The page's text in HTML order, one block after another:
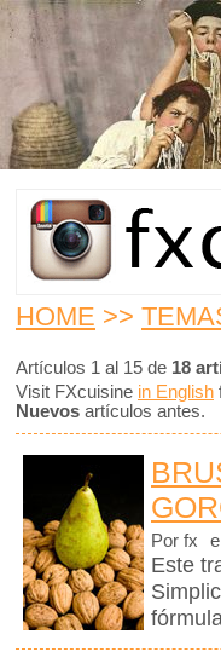
HOME >>
Artículos 1 al 15 de 18
Visit FXcuisine in English
Nuevos artículos antes.
Por fx
Este